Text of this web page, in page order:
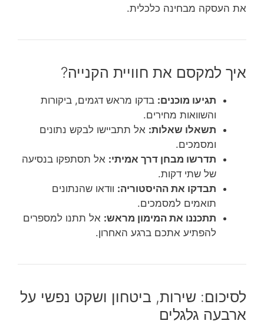
את העסקה מבחינה כלכלית.
איך למקסם את חוויית הקנייה?
תגיעו מוכנים: בדקו מראש דגמים, ביקורות
והשוואות מחירים.
תשאלו שאלות: אל תתביישו לבקש נתונים
ומסמכים.
תדרשו מבחן דרך אמיתי: אל תסתפקו בנסיעה
של שתי דקות.
תבדקו את ההיסטוריה: וודאו שהנתונים
תואמים למסמכים.
תתכננו את המימון מראש: אל תתנו למספרים
להפתיע אתכם ברגע האחרון.
לסיכום: שירות, ביטחון ושקט נפשי על
ארבעה גלגלים